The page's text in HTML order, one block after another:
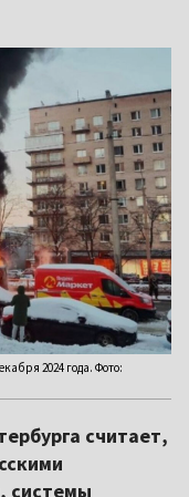
2024 года. Фото:
считает,
системы